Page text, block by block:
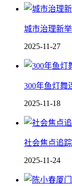
城市治理新
2025-11-27
300年鱼灯舞
2025-11-18
社会焦点追
2025-11-24